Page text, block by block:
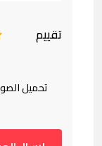
تقييم
تحميل